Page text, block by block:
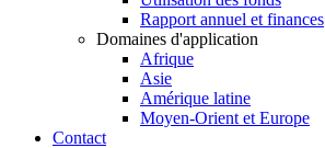
Rapport annuel et finances
Domaines d'application
Afrique
Asie
Amérique latine
Moyen-Orient et Europe
Contact